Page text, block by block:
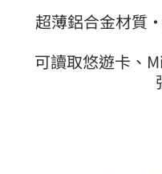
超薄鋁合金材質
可讀取悠遊卡、